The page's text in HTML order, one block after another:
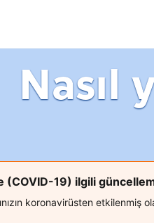
Nasıl
(COVID-19) ilgili
koronavirüsten etkilenmiş